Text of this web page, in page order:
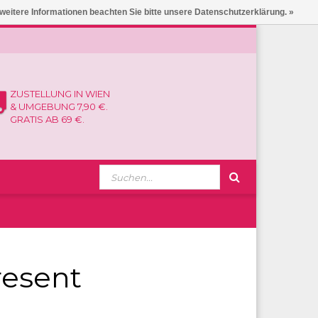
ZUSTELLUNG IN WIEN
& UMGEBUNG 7,90 €.
GRATIS AB 69 €.
Informationen beachten Sie bitte unsere Datenschutzerklärung. »